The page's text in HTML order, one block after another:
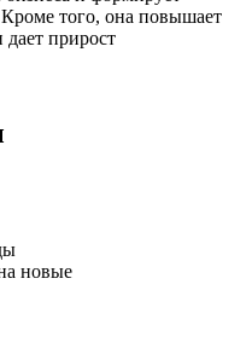
того, она повышает
дает прирост
новые